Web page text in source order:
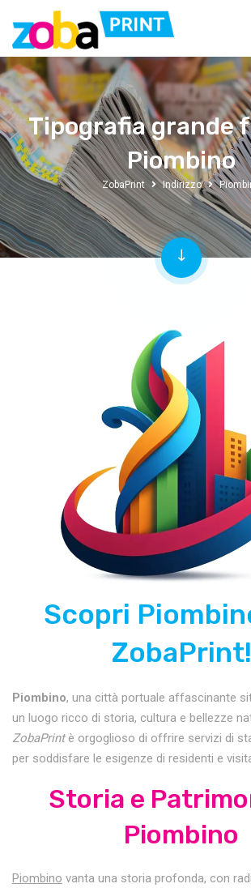
Tipografia grande
Piombino
ZobaPrint Indirizzo
Scopri
ZobaPrint!
Piombino, una città portuale affascinante
un luogo ricco di storia, cultura e bellezze
ZobaPrintè orgoglioso di offrire servizi di
per soddisfare le esigenze di residenti e
Storia e
Piombino
Piombino vanta una storia profonda, con